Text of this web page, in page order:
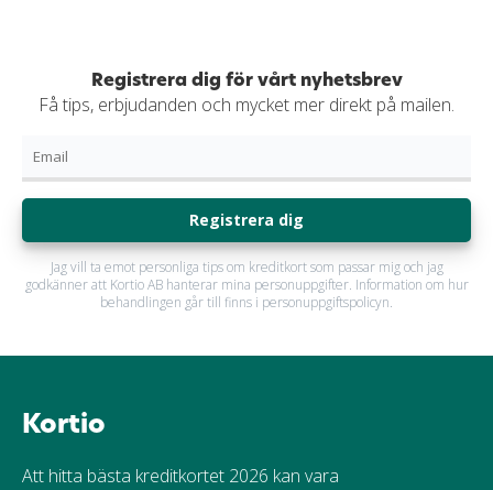
Registrera dig för vårt nyhetsbrev
Få tips, erbjudanden och mycket mer direkt på mailen.
Registrera dig
Jag vill ta emot personliga tips om kreditkort som passar mig och jag
godkänner att Kortio AB hanterar mina personuppgifter. Information om hur
behandlingen går till finns i personuppgiftspolicyn.
Kortio
Att hitta bästa kreditkortet 2026 kan vara